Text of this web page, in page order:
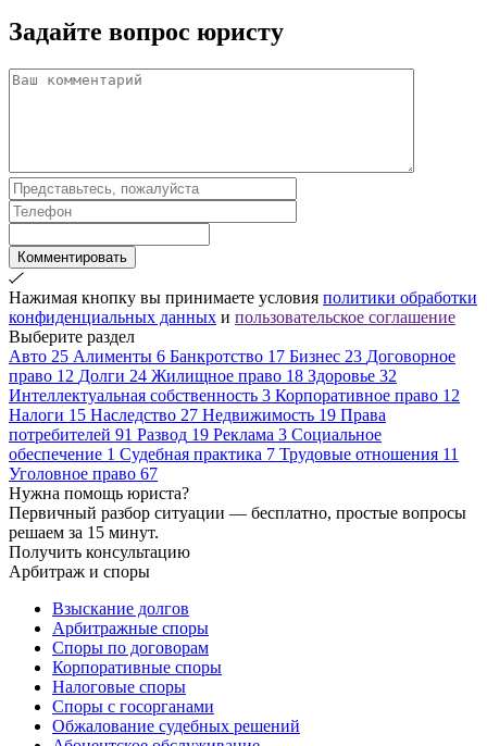
Задайте вопрос юристу
Комментировать
Нажимая кнопку вы принимаете условия политики обработки
конфиденциальных данных и пользовательское соглашение
Выберите раздел
Авто 25 Алименты 6 Банкротство 17 Бизнес 23 Договорное
право 12 Долги 24 Жилищное право 18 Здоровье 32
Интеллектуальная собственность 3 Корпоративное право 12
Налоги 15 Наследство 27 Недвижимость 19 Права
потребителей 91 Развод 19 Реклама 3 Социальное
обеспечение 1 Судебная практика 7 Трудовые отношения 11
Уголовное право 67
Нужна помощь юриста?
Первичный разбор ситуации — бесплатно, простые вопросы
решаем за 15 минут.
Получить консультацию
Арбитраж и споры
Взыскание долгов
Арбитражные споры
Споры по договорам
Корпоративные споры
Налоговые споры
Споры с госорганами
Обжалование судебных решений